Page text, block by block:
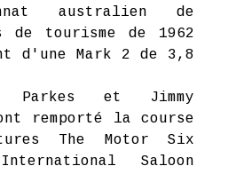
australien de
de tourisme de 1962
d'une Mark 2 de 3,8
Parkes et Jimmy
remporté la course
The Motor Six
Saloon